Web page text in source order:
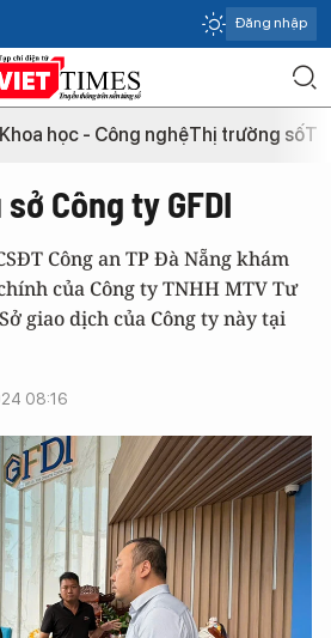
Đăng nhập
Khoa học - Công nghệThị trường số
Công ty GFDI
Công an TP Đà Nẵng khám
của Công ty TNHH MTV Tư
giao dịch của Công ty này tại
08:16